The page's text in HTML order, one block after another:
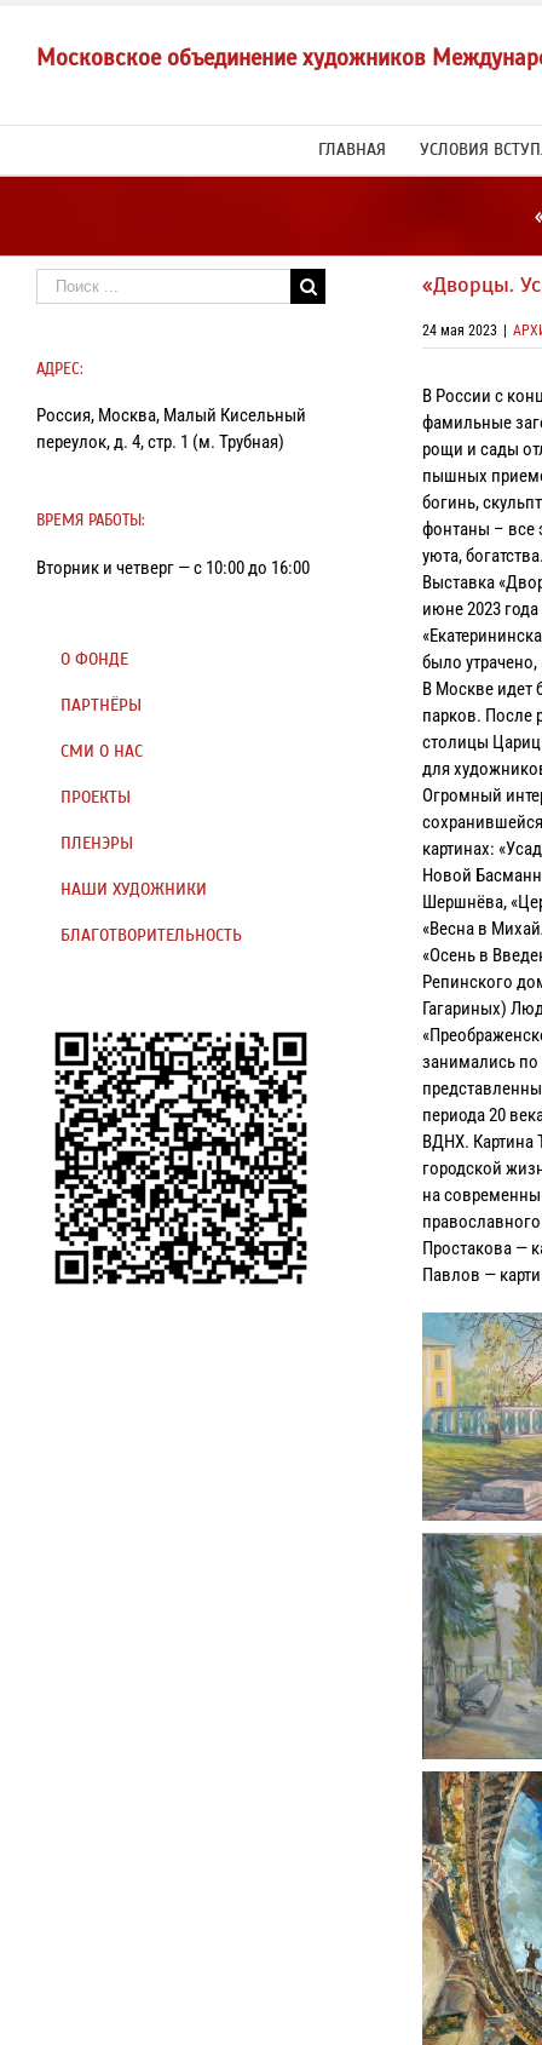
contentМосковское объединение художников
ГЛАВНАЯ УСЛОВИЯ
«Дворцы.
24 мая 2023
В России с
фамильные
рощи и сады
пышных
богинь,
фонтаны – все
уюта,
Выставка
июне 2023
было
В Москве идет
парков. После
столицы
для
Огромный
картинах:
Новой
Шершнёва,
«Весна в
«Осень в
Репинского
Гагариных)
занимались
периода 20
ВДНХ. Картина
городской
на
Простакова —
Павлов —
Результат
поиска:
АДРЕС:
Россия, Москва, Малый Кисельный
переулок, д. 4, стр. 1 (м. Трубная)
ВРЕМЯ РАБОТЫ:
Вторник и четверг — с 10:00 до 16:00
О ФОНДЕ
ПАРТНЁРЫ
СМИ О НАС
ПРОЕКТЫ
ПЛЕНЭРЫ
НАШИ ХУДОЖНИКИ
БЛАГОТВОРИТЕЛЬНОСТЬ